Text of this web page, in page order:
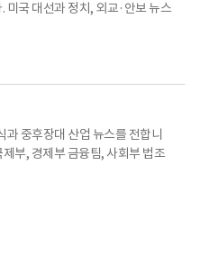
미국 대선과 정치, 외교·안보 뉴스
과 중후장대 산업 뉴스를 전합니
부, 경제부 금융팀, 사회부 법조